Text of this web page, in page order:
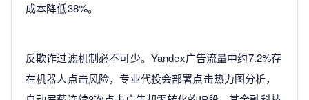
成本降低38%。
反欺诈过滤机制必不可少。Yandex广告流量中约7.2%存
在机器人点击风险，专业代投会部署点击热力图分析，